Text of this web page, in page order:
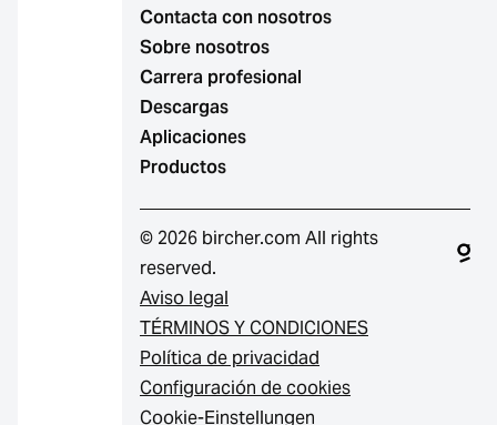
Contacta con nosotros
Sobre nosotros
Carrera profesional
Descargas
Aplicaciones
Productos
© 2026 bircher.com All rights
reserved.
Aviso legal
TÉRMINOS Y CONDICIONES
Política de privacidad
Configuración de cookies
Cookie-Einstellungen